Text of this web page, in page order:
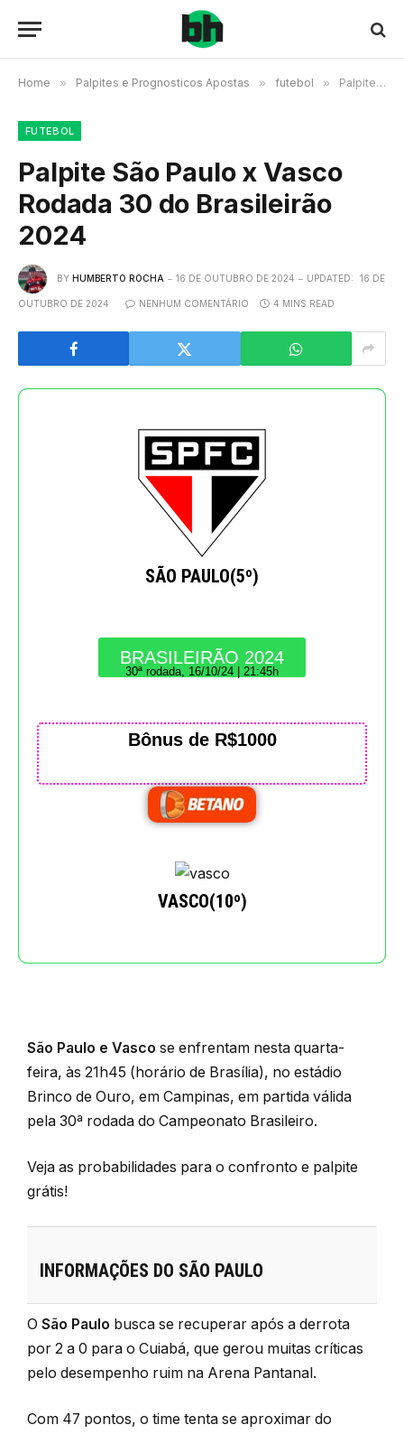
Home » Palpites e Prognosticos Apostas » futebol » Palpite São Paulo x Vasco Rodada 30 do Brasileirão 2024
FUTEBOL
Palpite São Paulo x Vasco
Rodada 30 do Brasileirão
2024
BY HUMBERTO ROCHA 16 DE OUTUBRO DE 2024 UPDATED: 16 DE
OUTUBRO DE 2024 NENHUM COMENTÁRIO 4 MINS READ
SÃO PAULO(5º)
BRASILEIRÃO 2024
30ª rodada, 16/10/24 | 21:45h
Bônus de R$1000
VASCO(10º)
São Paulo e Vasco se enfrentam nesta quarta-
feira, às 21h45 (horário de Brasília), no estádio
Brinco de Ouro, em Campinas, em partida válida
pela 30ª rodada do Campeonato Brasileiro.
Veja as probabilidades para o confronto e palpite
grátis!
INFORMAÇÕES DO SÃO PAULO
O São Paulo busca se recuperar após a derrota
por 2 a 0 para o Cuiabá, que gerou muitas críticas
pelo desempenho ruim na Arena Pantanal.
Com 47 pontos, o time tenta se aproximar do